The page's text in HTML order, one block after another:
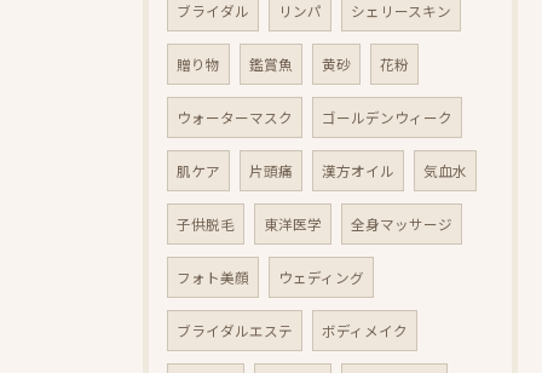
ブライダル リンパ シェリースキン
贈り物 鑑賞魚 黄砂 花粉
ウォーターマスク ゴールデンウィーク
肌ケア 片頭痛 漢方オイル 気血水
子供脱毛 東洋医学 全身マッサージ
フォト美顔 ウェディング
ブライダルエステ ボディメイク